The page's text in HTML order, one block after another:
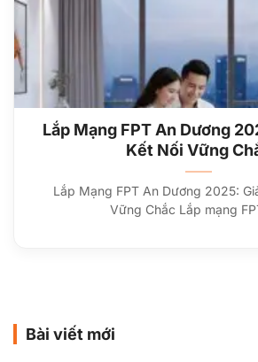
Lắp Mạng FPT An Dương
Kết Nối Vững
Lắp Mạng FPT An Dương 2025:
Vững Chắc Lắp mạng
Bài viết mới